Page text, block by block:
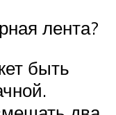
лента?
быть